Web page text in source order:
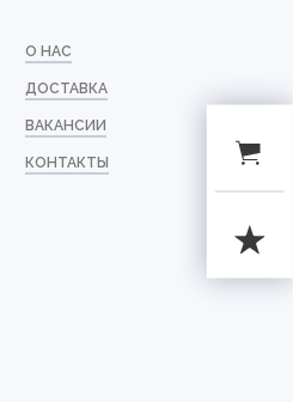
О НАС
ДОСТАВКА
ВАКАНСИИ
КОНТАКТЫ